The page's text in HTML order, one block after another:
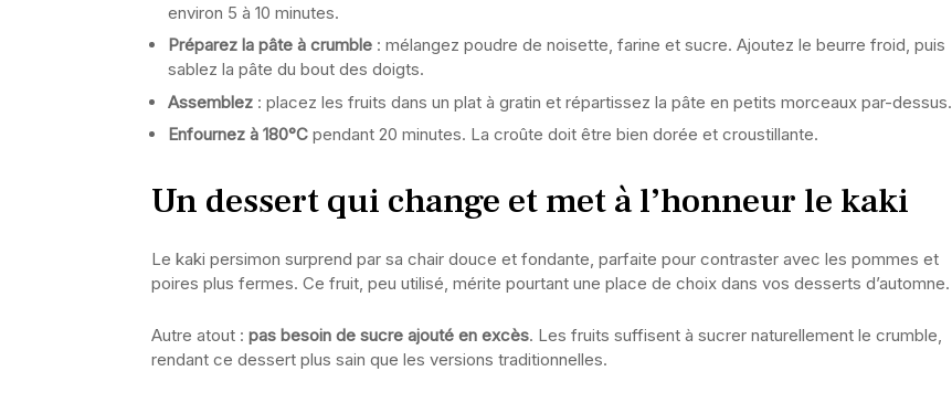
environ 5 à 10 minutes.
Préparez la pâte à crumble : mélangez poudre de noisette, farine et sucre. Ajoutez le beurre froid, puis
sablez la pâte du bout des doigts.
Assemblez : placez les fruits dans un plat à gratin et répartissez la pâte en petits morceaux par-dessus.
Enfournez à 180°C pendant 20 minutes. La croûte doit être bien dorée et croustillante.
Un dessert qui change et met à l’honneur le kaki
Le kaki persimon surprend par sa chair douce et fondante, parfaite pour contraster avec les pommes et
poires plus fermes. Ce fruit, peu utilisé, mérite pourtant une place de choix dans vos desserts d’automne.
Autre atout : pas besoin de sucre ajouté en excès. Les fruits suffisent à sucrer naturellement le crumble,
rendant ce dessert plus sain que les versions traditionnelles.